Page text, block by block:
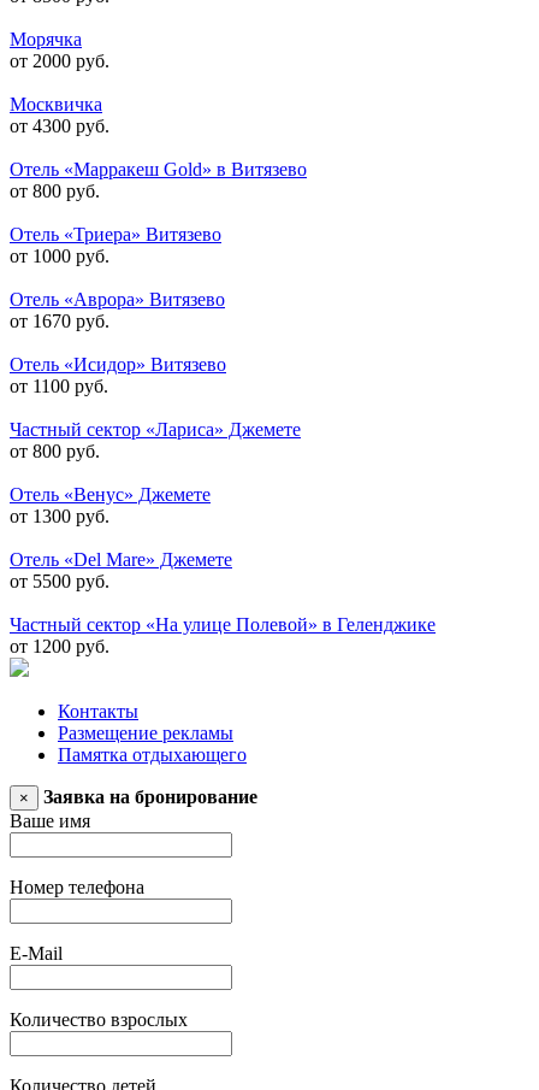
Морячка
от 2000 руб.
Москвичка
от 4300 руб.
Отель «Марракеш Gold» в Витязево
от 800 руб.
Отель «Триера» Витязево
от 1000 руб.
Отель «Аврора» Витязево
от 1670 руб.
Отель «Исидор» Витязево
от 1100 руб.
Частный сектор «Лариса» Джемете
от 800 руб.
Отель «Венус» Джемете
от 1300 руб.
Отель «Del Mare» Джемете
от 5500 руб.
Частный сектор «На улице Полевой» в Геленджике
от 1200 руб.
Контакты
Размещение рекламы
Памятка отдыхающего
×
Заявка на бронирование
Ваше имя
Номер телефона
E-Mail
Количество взрослых